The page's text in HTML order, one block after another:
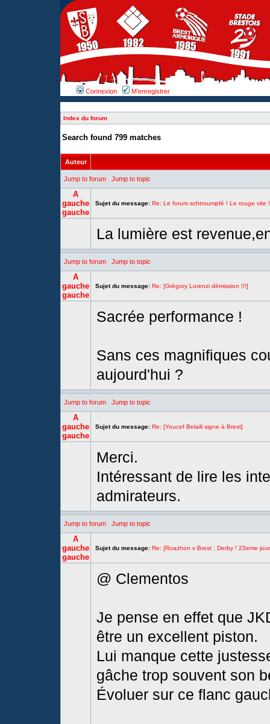
Connexion M’enregistrer
Index du forum
Search found 799 matches
Auteur
Jump to forum Jump to topic
A
gauche
gauche
Sujet du message: Re: Le forum schtroumpfé ! Le rouge vite !
La lumière est
Jump to forum Jump to topic
A
gauche
gauche
Sujet du message: Re: [Grégory Lorenzi démission !!!]
Sacrée performance !
Sans ces magnifiques
aujourd'hui ?
Jump to forum Jump to topic
A
gauche
gauche
Sujet du message: Re: [Youcef Belaili signe à Brest]
Merci.
Intéressant de lire les
admirateurs.
Jump to forum Jump to topic
A
gauche
gauche
Sujet du message: Re: [Roazhon v Brest : Derby ! 23eme
@ Clementos
Je pense en effet que
être un excellent piston.
Lui manque cette
gâche trop souvent son
Évoluer sur ce flanc